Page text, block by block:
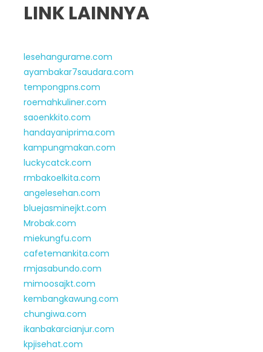
LINK LAINNYA
lesehangurame.com
ayambakar7saudara.com
tempongpns.com
roemahkuliner.com
saoenkkito.com
handayaniprima.com
kampungmakan.com
luckycatck.com
rmbakoelkita.com
angelesehan.com
bluejasminejkt.com
Mrobak.com
miekungfu.com
cafetemankita.com
rmjasabundo.com
mimoosajkt.com
kembangkawung.com
chungiwa.com
ikanbakarcianjur.com
kpjisehat.com